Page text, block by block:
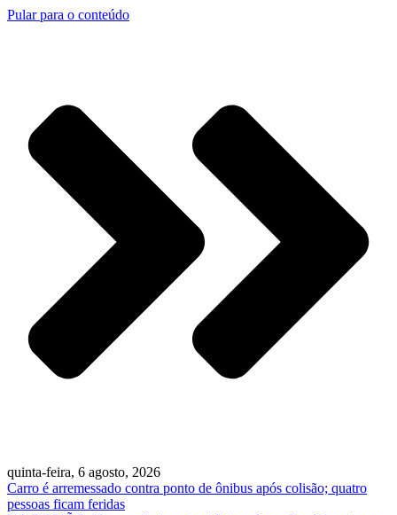
Pular para o conteúdo
quinta-feira, 6 agosto, 2026
Carro é arremessado contra ponto de ônibus após colisão; quatro
pessoas ficam feridas